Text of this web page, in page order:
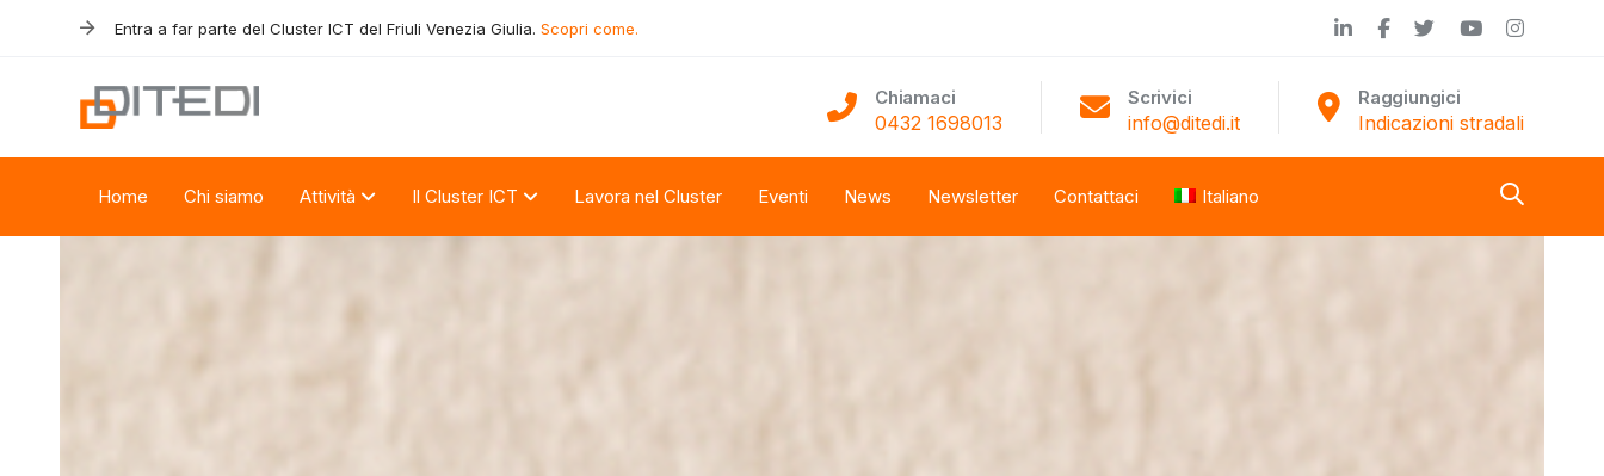
navigation
Entra a far parte del Cluster ICT del Friuli Venezia Giulia. Scopri come.
Chiamaci
0432 1698013
Scrivici
info@ditedi.it
Raggiungici
Indicazioni stradali
Home Chi siamo Attività Il Cluster ICT Lavora nel Cluster Eventi News Newsletter Contattaci Italiano